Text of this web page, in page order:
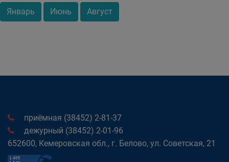
Январь Июнь Август
приёмная (38452) 2-81-37
дежурный (38452) 2-01-96
652600, Кемеровская обл., г. Белово, ул. Советская, 21